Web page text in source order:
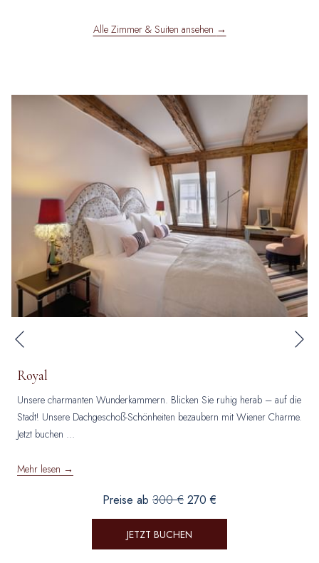
Alle Zimmer & Suiten ansehen
Vorherige
Royal
Unsere charmanten Wunderkammern. Blicken Sie ruhig herab – auf die
Stadt! Unsere Dachgeschoß-Schönheiten bezaubern mit Wiener Charme.
Jetzt buchen …
Mehr lesen
Preise ab 300 € 270 €
JETZT BUCHEN